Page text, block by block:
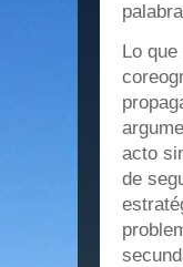
Lo
acto
de